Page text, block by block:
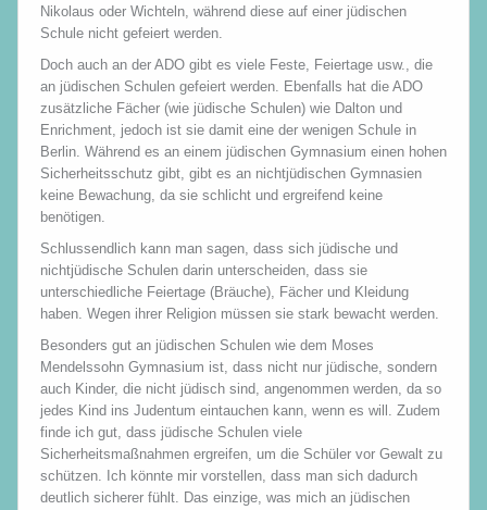
Nikolaus oder Wichteln, während diese auf einer jüdischen
Schule nicht gefeiert werden.
Doch auch an der ADO gibt es viele Feste, Feiertage usw., die
an jüdischen Schulen gefeiert werden. Ebenfalls hat die ADO
zusätzliche Fächer (wie jüdische Schulen) wie Dalton und
Enrichment, jedoch ist sie damit eine der wenigen Schule in
Berlin. Während es an einem jüdischen Gymnasium einen hohen
Sicherheitsschutz gibt, gibt es an nichtjüdischen Gymnasien
keine Bewachung, da sie schlicht und ergreifend keine
benötigen.
Schlussendlich kann man sagen, dass sich jüdische und
nichtjüdische Schulen darin unterscheiden, dass sie
unterschiedliche Feiertage (Bräuche), Fächer und Kleidung
haben. Wegen ihrer Religion müssen sie stark bewacht werden.
Besonders gut an jüdischen Schulen wie dem Moses
Mendelssohn Gymnasium ist, dass nicht nur jüdische, sondern
auch Kinder, die nicht jüdisch sind, angenommen werden, da so
jedes Kind ins Judentum eintauchen kann, wenn es will. Zudem
finde ich gut, dass jüdische Schulen viele
Sicherheitsmaßnahmen ergreifen, um die Schüler vor Gewalt zu
schützen. Ich könnte mir vorstellen, dass man sich dadurch
deutlich sicherer fühlt. Das einzige, was mich an jüdischen